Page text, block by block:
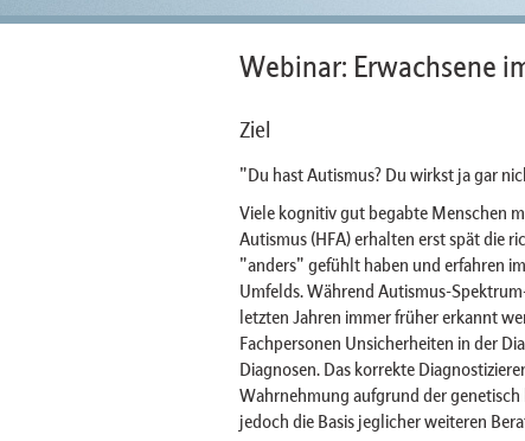
Webinar: Erwachsene
Ziel
"Du hast Autismus? Du wirkst ja gar
Viele kognitiv gut begabte Menschen
Autismus (HFA) erhalten erst spät die
"anders" gefühlt haben und erfahren
Umfelds. Während Autismus-
letzten Jahren immer früher erkannt
Fachpersonen Unsicherheiten in der
Diagnosen. Das korrekte
Wahrnehmung aufgrund der
jedoch die Basis jeglicher weiteren